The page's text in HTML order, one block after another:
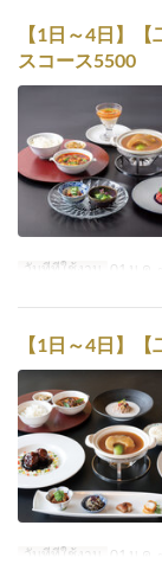
【1日～4日】
スコース5500
วันที่ที่ใช้งาน 01 ม.ค.
【1日～4日】
วันที่ที่ใช้งาน 01 ม.ค.